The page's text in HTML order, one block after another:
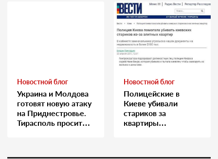
Новостной блог
Украина и Молдова
готовят новую атаку
на Приднестровье.
Тирасполь просит
Новостной блог
Полицейские в
Киеве убивали
стариков за
квартиры…